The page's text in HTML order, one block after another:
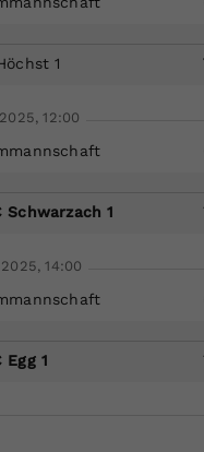
1
12:00
Schwarzach 1
14:00
Egg 1